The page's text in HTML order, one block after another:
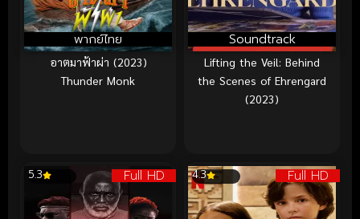
พากย์ไทย
อาตมาฟ้าผ่า (2023)
Thunder Monk
Soundtrack
Lifting the Veil: Behind
the Scenes of Ehrengard
(2023)
Full HD
5.3 Full HD
4.3